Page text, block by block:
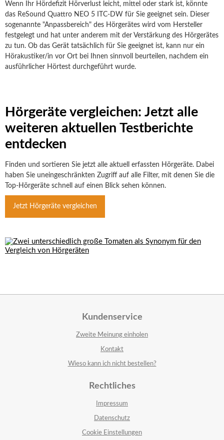
Wenn Ihr Hördefizit Hörverlust leicht, mittel oder stark ist, könnte
das ReSound Quattro NEO 5 ITC-DW für Sie geeignet sein. Dieser
sogenannte "Anpassbereich" des Hörgerätes wird vom Hersteller
festgelegt und hat unter anderem mit der Verstärkung des Hörgerätes
zu tun. Ob das Gerät tatsächlich für Sie geeignet ist, kann nur ein
Hörakustiker/in vor Ort bei Ihnen sinnvoll beurteilen, nachdem ein
ausführlicher Hörtest durchgeführt wurde.
Hörgeräte vergleichen: Jetzt alle
weiteren aktuellen Testberichte
entdecken
Finden und sortieren Sie jetzt alle aktuell erfassten Hörgeräte. Dabei
haben Sie uneingeschränkten Zugriff auf alle Filter, mit denen Sie die
Top-Hörgeräte schnell auf einen Blick sehen können.
Jetzt Hörgeräte vergleichen
Kundenservice
Zweite Meinung einholen
Kontakt
Wieso kann ich nicht bestellen?
Rechtliches
Impressum
Datenschutz
Cookie Einstellungen